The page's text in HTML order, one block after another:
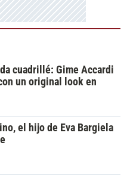
cuadrillé: Gime Accardi
un original look en
el hijo de Eva Bargiela